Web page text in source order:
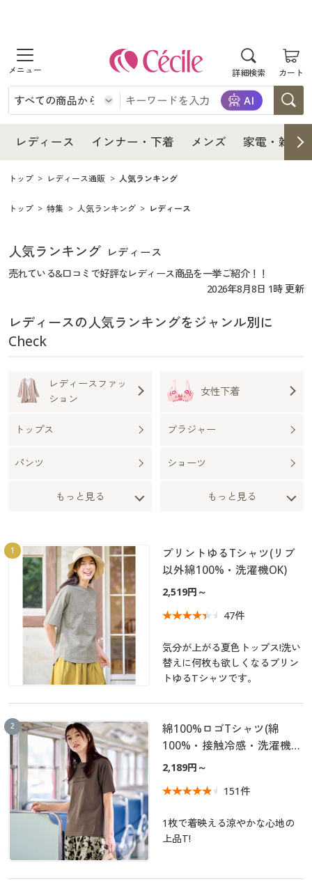
詳細検索 カート
商品を探す
レディース
レディースファッション
女性下着
インナー・下着
インナー・下着通販すべて
女性下着
メンズ下着
メンズ
メンズ通販すべて
メンズファッション
家電・雑貨
家電・雑貨すべて
キッチン・雑貨・日用品
寝具・インテリア・家具
家具・収納
カーテン・ラグ・ファブリック
美容・健康通販すべて
制服・スクール
制服・学生服
大きいサイズ通販すべて
大きいサイズ 事務・制服
バーゲン
カタログ・チラシからのご注文
デジタルカタログ
カタログ無料プレゼント
会員メニュー
閲覧履歴
お気に入り
サポート
ご利用ガイド
よくある質問とお問い合わせ
レディース インナー・下着 メンズ 家電・雑貨
レディース
レディース通販すべて
レディースファッション
インナー・下着
インナー・下着通販すべて
女性下着
メンズ下着
ジュニア・ティーンズ下着
メンズ
メンズ通販すべて
メンズファッション
メンズ下着
家電・雑貨
家電・雑貨すべて
家電
キッチン・雑貨・日用品
寝具・インテリア・家具
家具・収納
寝具・ベッド
美容・健康
美容・健康通販すべて
美容・健康・サプリメント
制服・スクール
制服・スクールすべて
ジュニア・ティーンズ下着
大きいサイズ
大きいサイズ レディース服
大きいサイズ レディース下着
バーゲンセール
シークレットセール
詳細検索
商品カテゴリ一覧
カタログ
カタログ・チラシからのご注文
デジタルカタログ
カタログ無料プレゼント
会員メニュー
マイページ
閲覧履歴
お気に入り
サポート
ご利用ガイド
よくある質問とお問い合わせ
トップ レディース通販 人気ランキング
トップ 特集 人気ランキング レディース
人気ランキング レディース
売れている&口コミで好評なレディース商品を一挙ご紹介！！
2026年8月8日 1時 更新
レディースの人気ランキングをジャンル別に
Check
レディースファッ
ション
トップス
パンツ
もっと見る
女性下着
ブラジャー
ショーツ
もっと見る
1
プリントゆるTシャツ(リブ
以外綿100%・洗濯機OK)
2,519円～
47件
気分が上がる夏色トップス!洗い
替えに何枚も欲しくなるプリン
トゆるTシャツです。
2
綿100%ロゴTシャツ(綿
100%・接触冷感・洗濯機
OK)
2,189円～
151件
1枚で着映える涼やかな心地の
上品T!